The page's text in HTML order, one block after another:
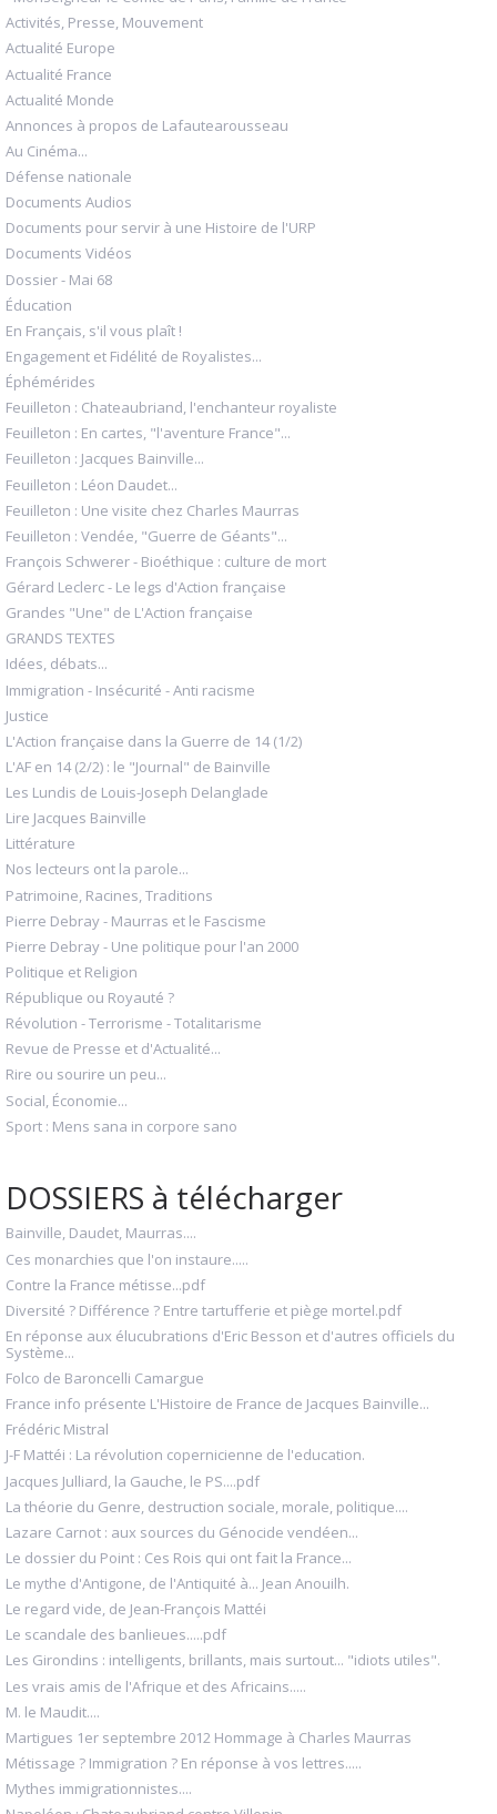
Activités, Presse, Mouvement
Actualité Europe
Actualité France
Actualité Monde
Annonces à propos de Lafautearousseau
Au Cinéma...
Défense nationale
Documents Audios
Documents pour servir à une Histoire de l'URP
Documents Vidéos
Dossier - Mai 68
Éducation
En Français, s'il vous plaît !
Engagement et Fidélité de Royalistes...
Éphémérides
Feuilleton : Chateaubriand, l'enchanteur royaliste
Feuilleton : En cartes, "l'aventure France"...
Feuilleton : Jacques Bainville...
Feuilleton : Léon Daudet...
Feuilleton : Une visite chez Charles Maurras
Feuilleton : Vendée, "Guerre de Géants"...
François Schwerer - Bioéthique : culture de mort
Gérard Leclerc - Le legs d'Action française
Grandes "Une" de L'Action française
GRANDS TEXTES
Idées, débats...
Immigration - Insécurité - Anti racisme
Justice
L'Action française dans la Guerre de 14 (1/2)
L'AF en 14 (2/2) : le "Journal" de Bainville
Les Lundis de Louis-Joseph Delanglade
Lire Jacques Bainville
Littérature
Nos lecteurs ont la parole...
Patrimoine, Racines, Traditions
Pierre Debray - Maurras et le Fascisme
Pierre Debray - Une politique pour l'an 2000
Politique et Religion
République ou Royauté ?
Révolution - Terrorisme - Totalitarisme
Revue de Presse et d'Actualité...
Rire ou sourire un peu...
Social, Économie...
Sport : Mens sana in corpore sano
DOSSIERS à télécharger
Bainville, Daudet, Maurras....
Ces monarchies que l'on instaure.....
Contre la France métisse...pdf
Diversité ? Différence ? Entre tartufferie et piège mortel.pdf
En réponse aux élucubrations d'Eric Besson et d'autres officiels du
Système...
Folco de Baroncelli Camargue
France info présente L'Histoire de France de Jacques Bainville...
Frédéric Mistral
J-F Mattéi : La révolution copernicienne de l'education.
Jacques Julliard, la Gauche, le PS....pdf
La théorie du Genre, destruction sociale, morale, politique....
Lazare Carnot : aux sources du Génocide vendéen...
Le dossier du Point : Ces Rois qui ont fait la France...
Le mythe d'Antigone, de l'Antiquité à... Jean Anouilh.
Le regard vide, de Jean-François Mattéi
Le scandale des banlieues.....pdf
Les Girondins : intelligents, brillants, mais surtout... "idiots utiles".
Les vrais amis de l'Afrique et des Africains.....
M. le Maudit....
Martigues 1er septembre 2012 Hommage à Charles Maurras
Métissage ? Immigration ? En réponse à vos lettres.....
Mythes immigrationnistes....